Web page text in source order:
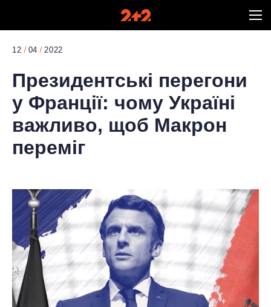
12 04 2022
Президентські перегони
у Франції: чому Україні
важливо, щоб Макрон
переміг